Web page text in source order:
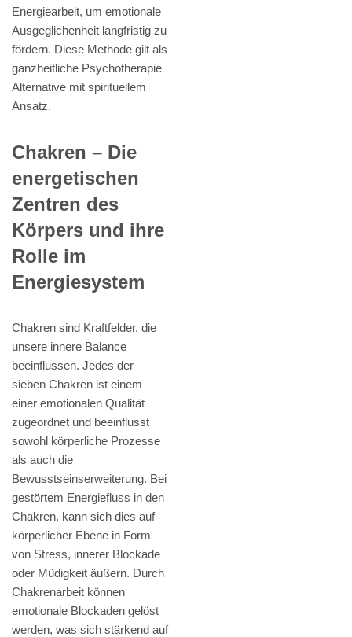
Energiearbeit, um emotionale
Ausgeglichenheit langfristig zu
fördern. Diese Methode gilt als
ganzheitliche Psychotherapie
Alternative mit spirituellem
Ansatz.
Chakren – Die
energetischen
Zentren des
Körpers und ihre
Rolle im
Energiesystem
Chakren sind Kraftfelder, die
unsere innere Balance
beeinflussen. Jedes der
sieben Chakren ist einem
einer emotionalen Qualität
zugeordnet und beeinflusst
sowohl körperliche Prozesse
als auch die
Bewusstseinserweiterung. Bei
gestörtem Energiefluss in den
Chakren, kann sich dies auf
körperlicher Ebene in Form
von Stress, innerer Blockade
oder Müdigkeit äußern. Durch
Chakrenarbeit können
emotionale Blockaden gelöst
werden, was sich stärkend auf